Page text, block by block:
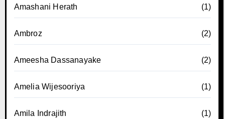
Amashani Herath (1)
Ambroz (2)
Ameesha Dassanayake (2)
Amelia Wijesooriya (1)
Amila Indrajith (1)